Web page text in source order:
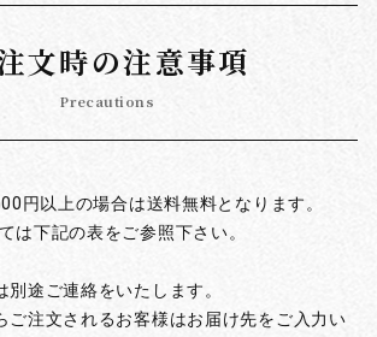
文時の注意事項
Precautions
円以上の場合は送料無料となります。
は下記の表をご参照下さい。
途ご連絡をいたします。
ご注文されるお客様はお届け先をご入力い